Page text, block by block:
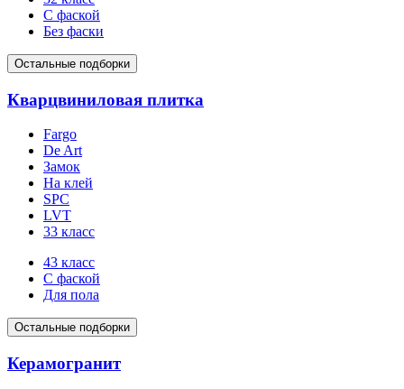
С фаской
Без фаски
Остальные подборки
Кварцвиниловая плитка
Fargo
De Art
Замок
На клей
SPC
LVT
33 класс
43 класс
С фаской
Для пола
Остальные подборки
Керамогранит